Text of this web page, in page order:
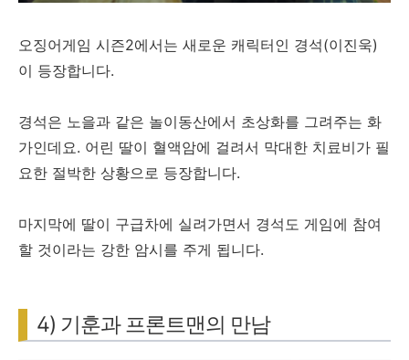
오징어게임 시즌2에서는 새로운 캐릭터인 경석(이진욱)
이 등장합니다.
경석은 노을과 같은 놀이동산에서 초상화를 그려주는 화
가인데요. 어린 딸이 혈액암에 걸려서 막대한 치료비가 필
요한 절박한 상황으로 등장합니다.
마지막에 딸이 구급차에 실려가면서 경석도 게임에 참여
할 것이라는 강한 암시를 주게 됩니다.
4) 기훈과 프론트맨의 만남